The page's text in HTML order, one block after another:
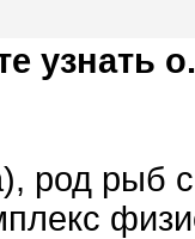
узнать
род рыб